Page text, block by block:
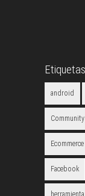
Etiquetas
android
Ecommerce
Facebook
herramienta